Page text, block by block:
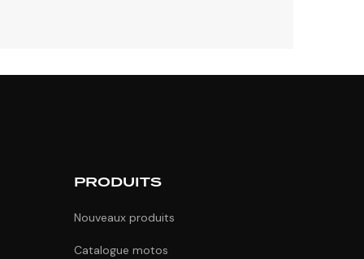
PRODUITS
Nouveaux produits
Catalogue motos